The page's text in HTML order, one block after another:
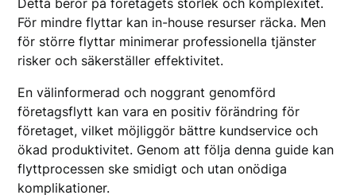
Detta beror på företagets storlek och komplexitet.
För mindre flyttar kan in-house resurser räcka. Men
för större flyttar minimerar professionella tjänster
risker och säkerställer effektivitet.
En välinformerad och noggrant genomförd
företagsflytt kan vara en positiv förändring för
företaget, vilket möjliggör bättre kundservice och
ökad produktivitet. Genom att följa denna guide kan
flyttprocessen ske smidigt och utan onödiga
komplikationer.